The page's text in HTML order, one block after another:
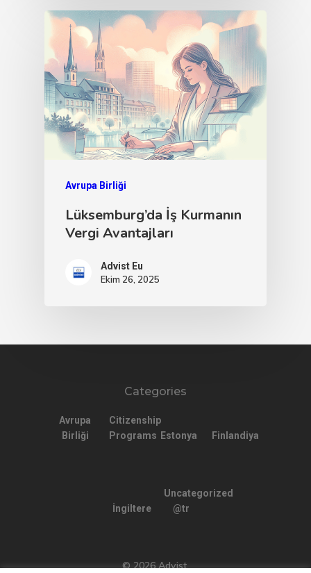
Avrupa Birliği
Lüksemburg’da İş Kurmanın
Vergi Avantajları
Advist Eu
Ekim 26, 2025
Categories
Avrupa
Birliği
Citizenship
Programs Estonya Finlandiya
İngiltere
Uncategorized
@tr
© 2026 Advist.